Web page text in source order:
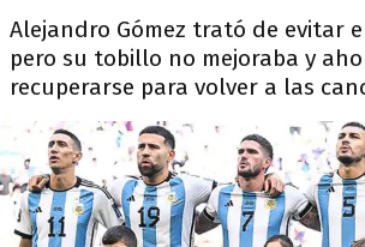
Alejandro Gómez trató de evitar
pero su tobillo no mejoraba y
recuperarse para volver a las